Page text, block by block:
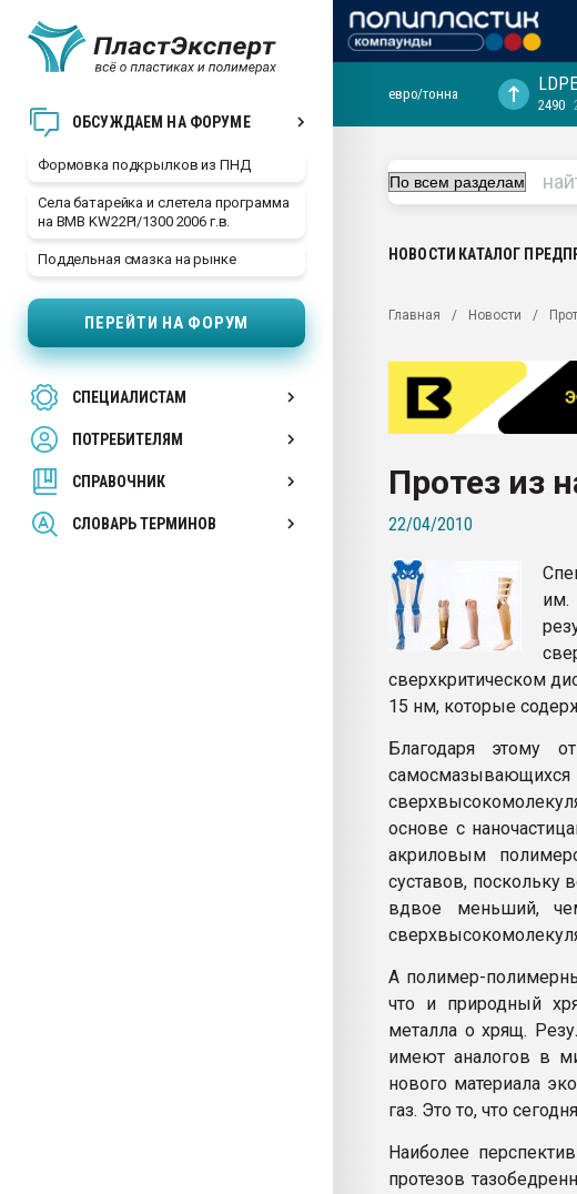
ОБСУЖДАЕМ НА ФОРУМЕ
Формовка подкрылков из ПНД
Села батарейка и слетела программа
на BMB KW22PI/1300 2006 г.в.
Поддельная смазка на рынке
ПЕРЕЙТИ НА ФОРУМ
СПЕЦИАЛИСТАМ
ПОТРЕБИТЕЛЯМ
СПРАВОЧНИК
СЛОВАРЬ ТЕРМИНОВ
29.07.2026 ФРП помог "Ижевскому
Вакуум-формовочные машины:
28.07.2026 Автоматизация выходит
первый план в переработке
пластмасс
ситуацией на строительном рынке
Всё, что касается выдува ПЭТ
бутылок
ПЕРЕЙТИ НА ФОРУМ
евро/тонна LDPE
2490
НОВОСТИ КАТАЛОГ
Главная Новости
Протез из
22/04/2010
им.
сверхкритическом
15 нм, которые
Благодаря этому
основе с
акриловым
суставов, поскольку
вдвое меньший,
А полимер-
что и природный
металла о хрящ.
имеют аналогов в
нового материала
газ. Это то, что
Наиболее
протезов